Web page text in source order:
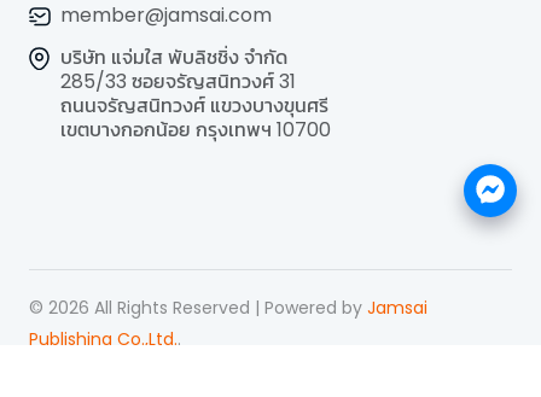
member@jamsai.com
บริษัท แจ่มใส พับลิชชิ่ง จำกัด
285/33 ซอยจรัญสนิทวงศ์ 31
ถนนจรัญสนิทวงศ์ แขวงบางขุนศรี
เขตบางกอกน้อย กรุงเทพฯ 10700
© 2026 All Rights Reserved | Powered by Jamsai
Publishing Co.,Ltd..